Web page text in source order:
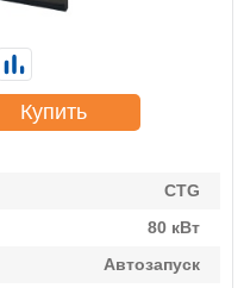
CTG
80 кВт
Автозапуск
Купить